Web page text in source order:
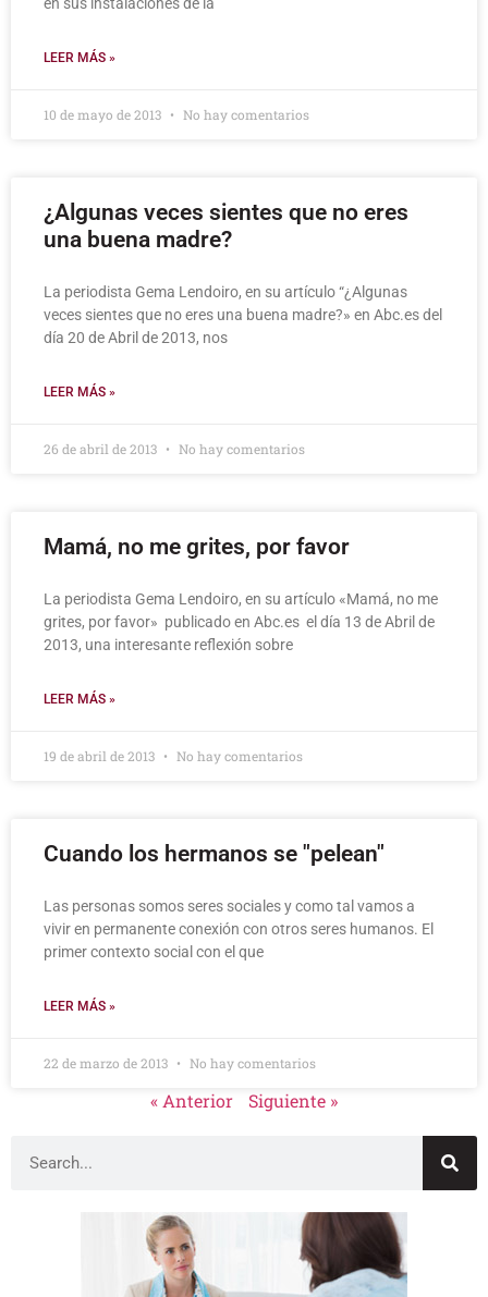
LEER MÁS »
10 de mayo de 2013 No hay comentarios
¿Algunas veces sientes que no eres
una buena madre?
La periodista Gema Lendoiro, en su artículo “¿Algunas
veces sientes que no eres una buena madre?» en Abc.es del
día 20 de Abril de 2013, nos
LEER MÁS »
26 de abril de 2013 No hay comentarios
Mamá, no me grites, por favor
La periodista Gema Lendoiro, en su artículo «Mamá, no me
grites, por favor» publicado en Abc.es el día 13 de Abril de
2013, una interesante reflexión sobre
LEER MÁS »
19 de abril de 2013 No hay comentarios
Cuando los hermanos se "pelean"
Las personas somos seres sociales y como tal vamos a
vivir en permanente conexión con otros seres humanos. El
primer contexto social con el que
LEER MÁS »
22 de marzo de 2013 No hay comentarios
« Anterior Siguiente »